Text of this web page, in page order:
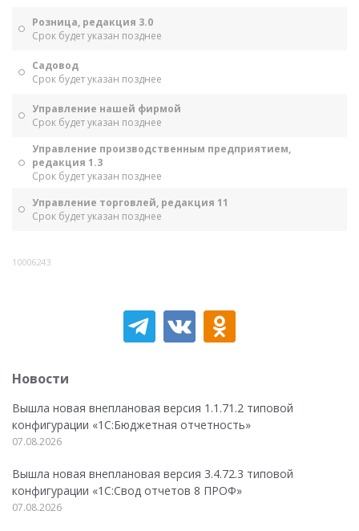
Розница, редакция 3.0
Срок будет указан позднее
Садовод
Срок будет указан позднее
Управление нашей фирмой
Срок будет указан позднее
Управление производственным предприятием,
редакция 1.3
Срок будет указан позднее
Управление торговлей, редакция 11
Срок будет указан позднее
10006243
Новости
Вышла новая внеплановая версия 1.1.71.2 типовой
конфигурации «1C:Бюджетная отчетность»
07.08.2026
Вышла новая внеплановая версия 3.4.72.3 типовой
конфигурации «1C:Свод отчетов 8 ПРОФ»
07.08.2026